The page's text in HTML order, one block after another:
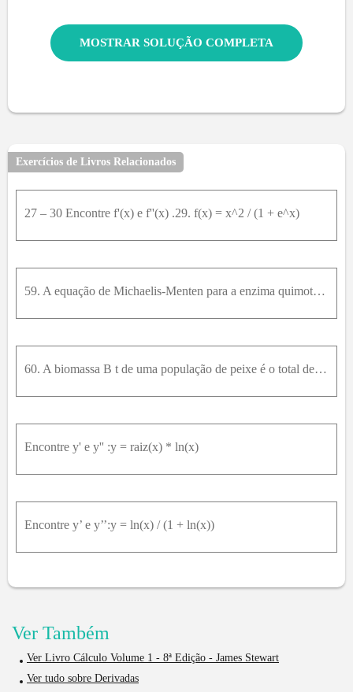
MOSTRAR SOLUÇÃO COMPLETA
Exercícios de Livros Relacionados
27 – 30 Encontre f'(x) e f''(x) .29. f(x) = x^2 / (1 + e^x)
59. A equação de Michaelis-Menten para a enzima quimotripsina év = 0,14[S] / (0,15 + [S]) onde v é a taxa da reação enzimática e [S] é a concentração do substrato S . Calcule d v / d [ S ] e intérpret
60. A biomassa B t de uma população de peixe é o total de massa dos membros da população no tempo t . É o produto do numero de indivíduos N t da população e a massa média M t do peixe no tempo t . No
Encontre y' e y'' :y = raiz(x) * ln(x)
Encontre y’ e y’’:y = ln(x) / (1 + ln(x))
Ver Também
Ver Livro Cálculo Volume 1 - 8ª Edição - James Stewart
Ver tudo sobre Derivadas